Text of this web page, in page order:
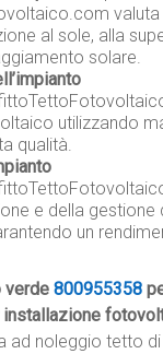
valuta
al sole, alla
solare.
utilizzando
qualità.
e della gestione
un
verde800955358
ad noleggio tetto